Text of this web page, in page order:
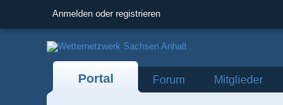
Anmelden oder registrieren
Portal Forum Mitglieder